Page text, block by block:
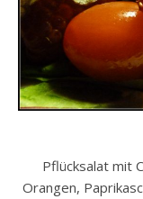
Pflücksalat mit
Orangen,